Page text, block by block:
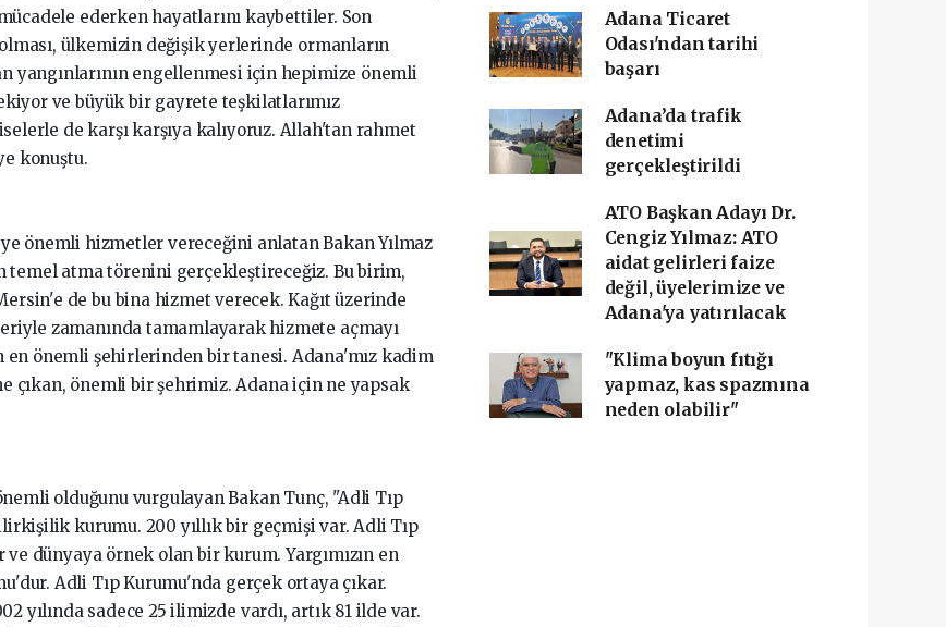
ederken hayatlarını kaybettiler. Son
ülkemizin değişik yerlerinde ormanların
yangınlarının engellenmesi için hepimize önemli
ve büyük bir gayrete teşkilatlarımız
de karşı karşıya kalıyoruz. Allah'tan rahmet
konuştu.
önemli hizmetler vereceğini anlatan Bakan Yılmaz
temel atma törenini gerçekleştireceğiz. Bu birim,
de bu bina hizmet verecek. Kağıt üzerinde
zamanında tamamlayarak hizmete açmayı
önemli şehirlerinden bir tanesi. Adana'mız kadim
çıkan, önemli bir şehrimiz. Adana için ne yapsak
olduğunu vurgulayan Bakan Tunç, "Adli Tıp
kurumu. 200 yıllık bir geçmişi var. Adli Tıp
dünyaya örnek olan bir kurum. Yargımızın en
Adli Tıp Kurumu'nda gerçek ortaya çıkar.
yılında sadece 25 ilimizde vardı, artık 81 ilde var.
Adana Ticaret
Odası'ndan tarihi
başarı ‎
Adana’da trafik
denetimi
gerçekleştirildi
ATO Başkan Adayı Dr.
Cengiz Yılmaz: ATO
aidat gelirleri faize
değil, üyelerimize ve
Adana'ya yatırılacak
"Klima boyun fıtığı
yapmaz, kas spazmına
neden olabilir"